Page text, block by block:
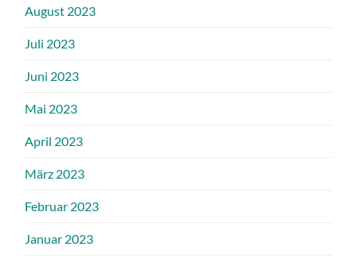
August 2023
Juli 2023
Juni 2023
Mai 2023
April 2023
März 2023
Februar 2023
Januar 2023